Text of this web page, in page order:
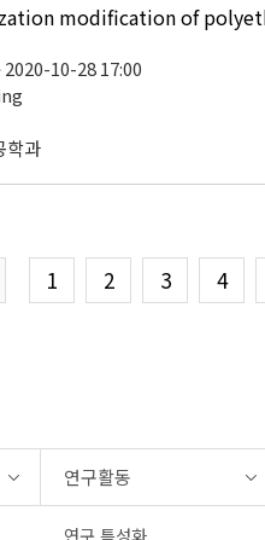
modification of
10-28 17:00
학과
1 2 3 4
연구활동
연구 특성화